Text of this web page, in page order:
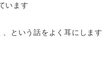
います
という話をよく耳にします